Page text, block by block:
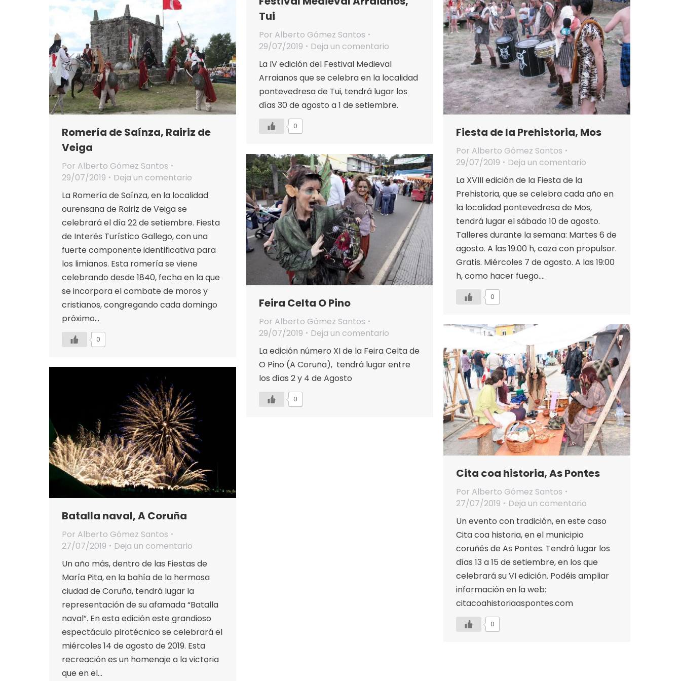
Romería de Saínza, Rairiz de
Veiga
Por Alberto Gómez Santos
29/07/2019
Deja un comentario
La Romería de Saínza, en la localidad
ourensana de Rairiz de Veiga se
celebrará el día 22 de setiembre. Fiesta
de Interés Turístico Gallego, con una
fuerte componente identificativa para
los limianos. Esta romería se viene
celebrando desde 1840, fecha en la que
se incorpora el combate de moros y
cristianos, congregando cada domingo
próximo…
0
Tui
Por Alberto Gómez Santos
29/07/2019
Deja un comentario
La IV edición del Festival Medieval
Arraianos que se celebra en la localidad
pontevedresa de Tui, tendrá lugar los
días 30 de agosto a 1 de setiembre.
0 Fiesta de la Prehistoria, Mos
Por Alberto Gómez Santos
29/07/2019
Deja un comentario
La XVIII edición de la Fiesta de la
Prehistoria, que se celebra cada año en
la localidad pontevedresa de Mos,
tendrá lugar el sábado 10 de agosto.
Talleres durante la semana: Martes 6 de
agosto. A las 19:00 h, caza con propulsor.
Gratis. Miércoles 7 de agosto. A las 19:00
h, como hacer fuego.…
0
Feira Celta O Pino
Por Alberto Gómez Santos
29/07/2019
Deja un comentario
La edición número XI de la Feira Celta de
O Pino (A Coruña), tendrá lugar entre
los días 2 y 4 de Agosto
0
Cita coa historia, As Pontes
Por Alberto Gómez Santos
27/07/2019
Deja un comentario
Un evento con tradición, en este caso
Cita coa historia, en el municipio
coruñés de As Pontes. Tendrá lugar los
días 13 a 15 de setiembre, en los que
celebrará su VI edición. Podéis ampliar
información en la web:
citacoahistoriaaspontes.com
0
Batalla naval, A Coruña
Por Alberto Gómez Santos
27/07/2019
Deja un comentario
Un año más, dentro de las Fiestas de
María Pita, en la bahía de la hermosa
ciudad de Coruña, tendrá lugar la
representación de su afamada “Batalla
naval”. En esta edición este grandioso
espectáculo pirotécnico se celebrará el
miércoles 14 de agosto de 2019. Esta
recreación es un homenaje a la victoria
que en el…